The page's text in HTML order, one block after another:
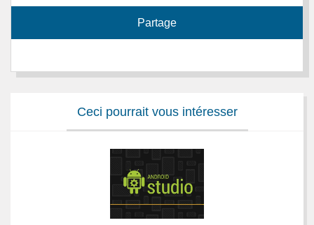
Partage
Ceci pourrait vous intéresser